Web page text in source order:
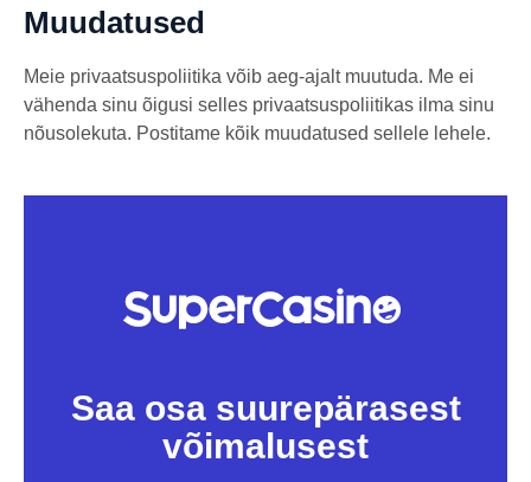
Muudatused
Meie privaatsuspoliitika võib aeg-ajalt muutuda. Me ei
vähenda sinu õigusi selles privaatsuspoliitikas ilma sinu
nõusolekuta. Postitame kõik muudatused sellele lehele.
Saa osa suurepärasest
võimalusest